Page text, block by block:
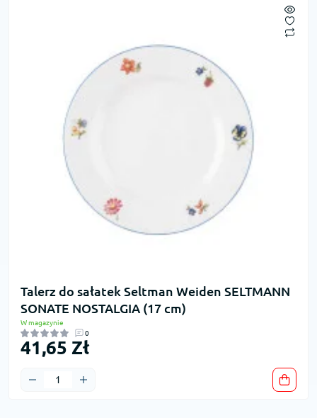
Talerz do sałatek Seltman Weiden SELTMANN
SONATE NOSTALGIA (17 cm)
W magazynie
0
41,65 Zł